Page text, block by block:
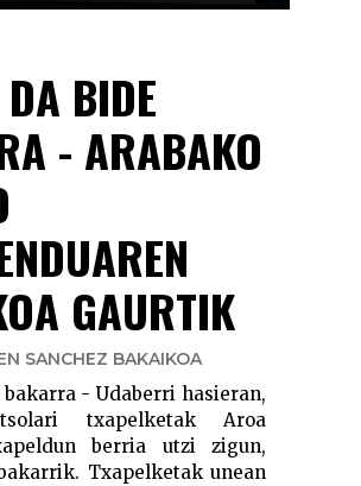
BIDE
- ARABAKO
GAURTIK
SANCHEZ BAKAIKOA
- Udaberri hasieran,
txapelketak Aroa
berria utzi zigun,
Txapelketak unean